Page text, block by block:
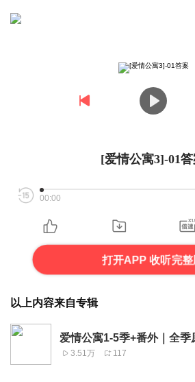
[爱情公寓3]-01
00:00
打开APP 收听完整
以上内容来自专辑
爱情公寓1-5季+番外｜全季
3.51万 117